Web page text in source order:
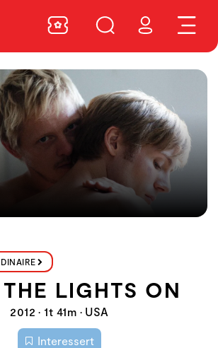
LIGHTS ON
2012 • 1t 41m • USA
Interessert